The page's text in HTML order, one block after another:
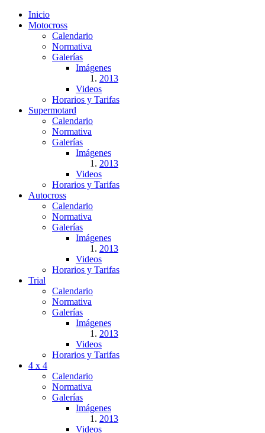
Inicio
Motocross
Calendario
Normativa
Galerías
Imágenes
2013
Videos
Horarios y Tarifas
Supermotard
Calendario
Normativa
Galerías
Imágenes
2013
Videos
Horarios y Tarifas
Autocross
Calendario
Normativa
Galerías
Imágenes
2013
Videos
Horarios y Tarifas
Trial
Calendario
Normativa
Galerías
Imágenes
2013
Videos
Horarios y Tarifas
4 x 4
Calendario
Normativa
Galerías
Imágenes
2013
Videos